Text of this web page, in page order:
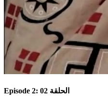
Episode 2: الحلقة 02